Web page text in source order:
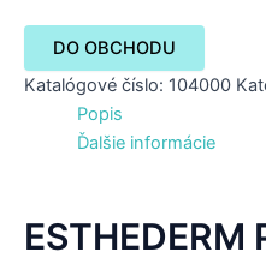
DO OBCHODU
Katalógové číslo: 104000
Popis
Ďalšie informácie
ESTHEDERM